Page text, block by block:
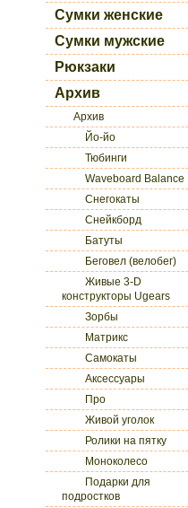
Сумки женские
Сумки мужские
Рюкзаки
Архив
Архив
Йо-йо
Тюбинги
Waveboard Balance
Снегокаты
Снейкборд
Батуты
Беговел (велобег)
Живые 3-D
конструкторы Ugears
Зорбы
Матрикс
Самокаты
Аксессуары
Про
Живой уголок
Ролики на пятку
Моноколесо
Подарки для
подростков